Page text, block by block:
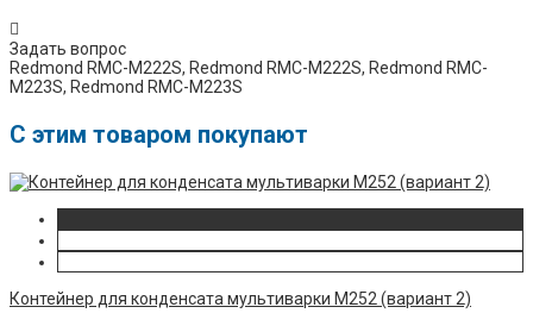
Задать вопрос
Redmond RMC-M222S, Redmond RMC-M222S, Redmond RMC-
M223S, ​Redmond RMC-M223S
C этим товаром покупают
Контейнер для конденсата мультиварки M252 (вариант 2)